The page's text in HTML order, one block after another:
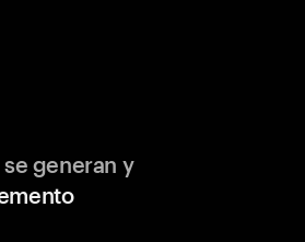
generan y